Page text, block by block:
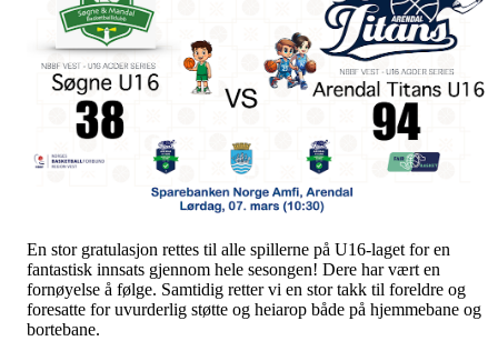
En stor gratulasjon rettes til alle spillerne på U16-laget for en
fantastisk innsats gjennom hele sesongen! Dere har vært en
fornøyelse å følge. Samtidig retter vi en stor takk til foreldre og
foresatte for uvurderlig støtte og heiarop både på hjemmebane og
bortebane.